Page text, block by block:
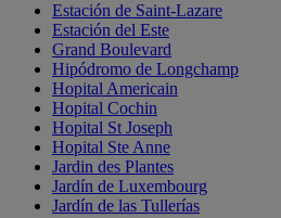
Estación de Saint-Lazare
Estación del Este
Grand Boulevard
Hipódromo de Longchamp
Hopital Americain
Hopital Cochin
Hopital St Joseph
Hopital Ste Anne
Jardin des Plantes
Jardín de Luxembourg
Jardín de las Tullerías